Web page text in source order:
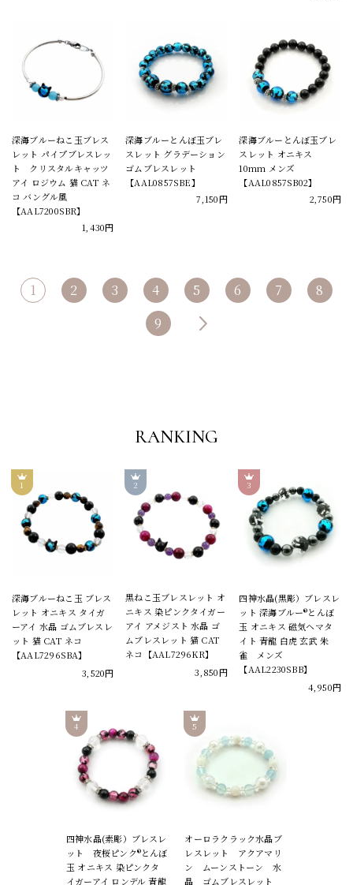
深海ブルーねこ玉ブレス
レット パイプブレスレッ
ト クリスタルキャッツ
アイ ロジウム 猫 CAT ネ
コ バングル風
【AAL7200SBR】
1,430円
深海ブルーとんぼ玉ブレ
スレット グラデーション
ゴムブレスレット
【AAL0857SBE】
7,150円
深海ブルーとんぼ玉ブレ
スレット オニキス
10mm メンズ
【AAL0857SB02】
2,750円
1 2 3 4 5 6 7
8
9
RANKING
深海ブルーねこ玉 ブレス
レット オニキス タイガ
ーアイ 水晶 ゴムブレスレ
ット 猫 CAT ネコ
【AAL7296SBA】
3,520円
黒ねこ玉ブレスレット オ
ニキス 染ピンクタイガー
アイ アメジスト 水晶 ゴ
ムブレスレット 猫 CAT
ネコ【AAL7296KR】
3,850円
四神水晶(黒彫）ブレスレ
ット 深海ブルー®とんぼ
玉 オニキス 磁気ヘマタ
イト 青龍 白虎 玄武 朱
雀 メンズ
【AAL2230SBB】
4,950円
四神水晶(素彫）ブレスレ
ット 夜桜ピンク®とんぼ
玉 オニキス 染ピンクタ
イガーアイ ロンデル 青龍
オーロラクラック水晶ブ
レスレット アクアマリ
ン ムーンストーン 水
晶 ゴムブレスレット